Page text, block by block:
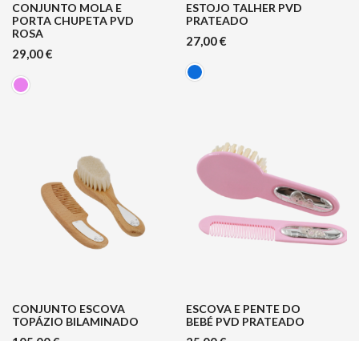
CONJUNTO MOLA E
PORTA CHUPETA PVD
ROSA
29,00€
ESTOJO TALHER PVD
PRATEADO
27,00€
CONJUNTO ESCOVA
TOPÁZIO BILAMINADO
ESCOVA E PENTE DO
BEBÉ PVD PRATEADO